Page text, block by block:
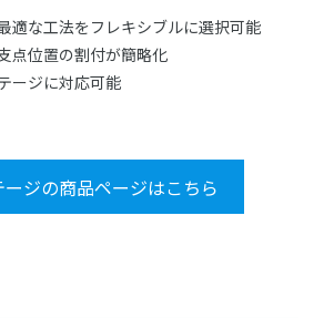
適な工法をフレキシブルに選択可能
点位置の割付が簡略化
ージに対応可能
ージの商品ページはこちら